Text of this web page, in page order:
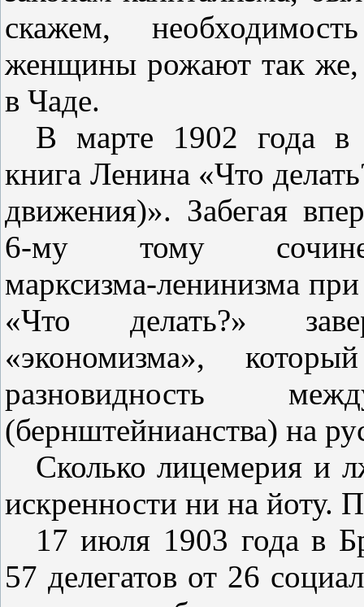
скажем,
женщины рожают так
в Чаде.
В марте 1902 года в
книга Ленина «Что
движения)». Забегая
6‑му тому
марксизма‑ленинизма
«Что делать?»
«экономизма»,
разновидность
(бернштейнианства) на
Сколько лицемерия и
искренности ни на йоту.
17 июля 1903 года в
57 делегатов от 26